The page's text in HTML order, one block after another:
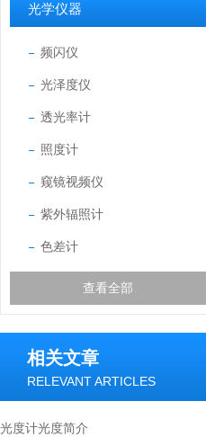
光学仪器
频闪仪
光泽度仪
透光率计
照度计
窥镜视频仪
紫外辐照计
色差计
查看全部
相关文章
RELEVANT ARTICLES
光度计光度简介